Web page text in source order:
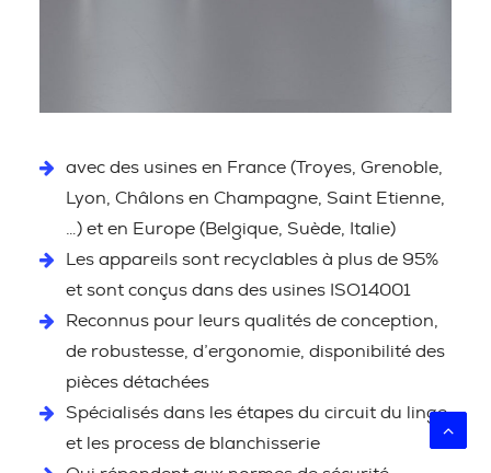
avec des usines en France (Troyes, Grenoble,
Lyon, Châlons en Champagne, Saint Etienne,
…) et en Europe (Belgique, Suède, Italie)
Les appareils sont recyclables à plus de 95%
et sont conçus dans des usines ISO14001
Reconnus pour leurs qualités de conception,
de robustesse, d’ergonomie, disponibilité des
pièces détachées
Spécialisés dans les étapes du circuit du linge
et les process de blanchisserie